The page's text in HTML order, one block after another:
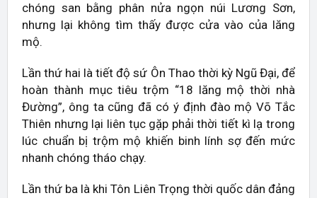
chóng san bằng phân nửa ngọn núi Lương Sơn,
nhưng lại không tìm thấy được cửa vào của lăng
mộ.
Lần thứ hai là tiết độ sứ Ôn Thao thời kỳ Ngũ Đại, để
hoàn thành mục tiêu trộm “18 lăng mộ thời nhà
Đường”, ông ta cũng đã có ý định đào mộ Võ Tắc
Thiên nhưng lại liên tục gặp phải thời tiết kì lạ trong
lúc chuẩn bị trộm mộ khiến binh lính sợ đến mức
nhanh chóng tháo chạy.
Lần thứ ba là khi Tôn Liên Trọng thời quốc dân đảng